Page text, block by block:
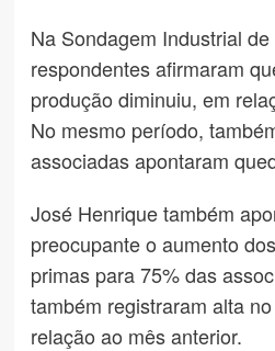
Na Sondagem Industrial
respondentes afirmaram
produção diminuiu, em
No mesmo período,
associadas apontaram
José Henrique também
preocupante o aumento
primas para 75% das
também registraram alta
relação ao mês anterior.